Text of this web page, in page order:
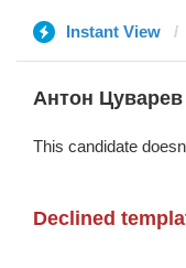
Instant View
Антон Цуварев
This candidate
Declined